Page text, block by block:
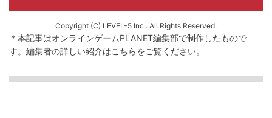
Copyright (C) LEVEL-5 Inc.. All Rights Reserved.
＊本記事はオンラインゲームPLANET編集部で制作したもので
す。 編集者の詳しい紹介はこちらをご覧ください。